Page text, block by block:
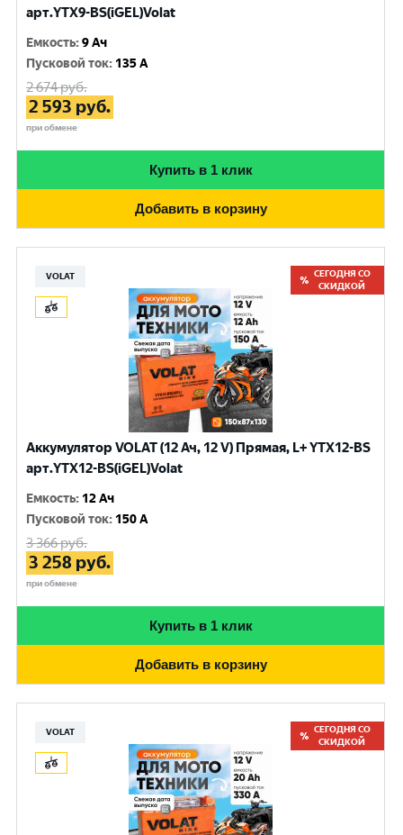
арт.YTX9-BS(iGEL)Volat
Емкость:9 Ач
Пусковой ток: 135 A
2 674руб.
2 593 руб.
при обмене
Купить в 1 клик
Добавить в корзину
VOLAT
СЕГОДНЯ СО
СКИДКОЙ
Аккумулятор VOLAT (12 Ач, 12 V) Прямая, L+ YTX12-BS
арт.YTX12-BS(iGEL)Volat
Емкость: 12 Ач
Пусковой ток: 150 A
3 366руб.
3 258 руб.
при обмене
Купить в 1 клик
Добавить в корзину
VOLAT
СЕГОДНЯ СО
СКИДКОЙ